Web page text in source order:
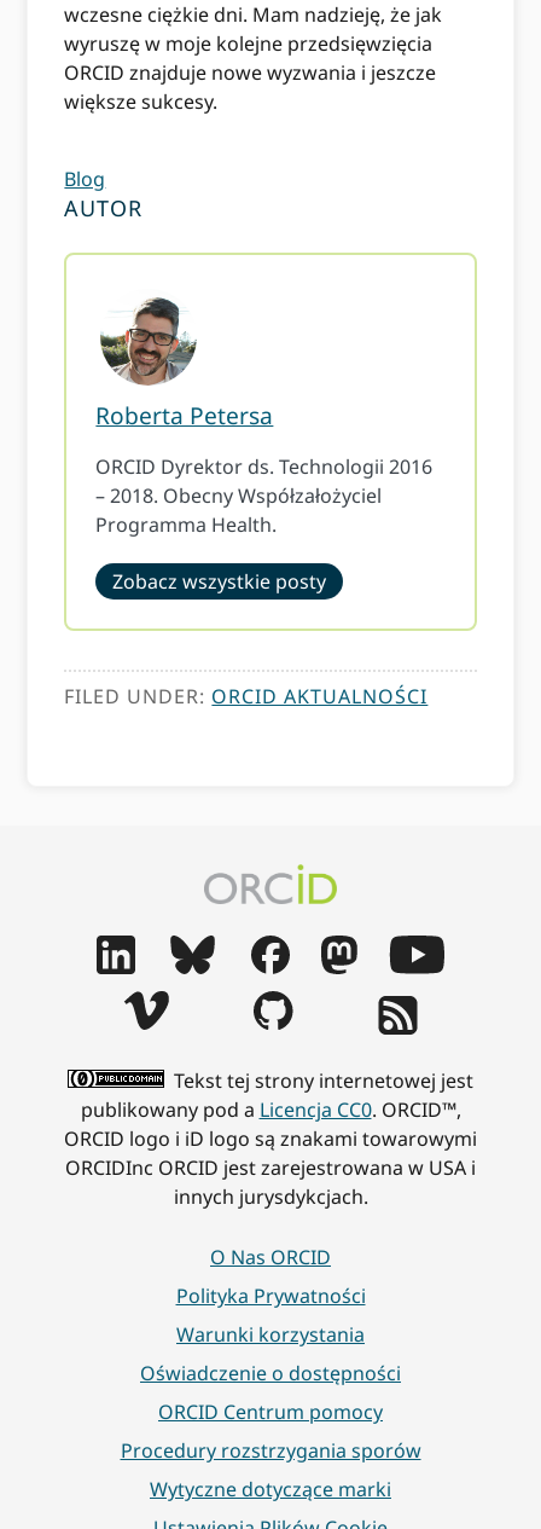
wczesne ciężkie dni. Mam nadzieję, że jak
wyruszę w moje kolejne przedsięwzięcia
ORCID znajduje nowe wyzwania i jeszcze
większe sukcesy.
Blog
AUTOR
Roberta Petersa
ORCID Dyrektor ds. Technologii 2016
– 2018. Obecny Współzałożyciel
Programma Health.
Zobacz wszystkie posty
FILED UNDER: ORCID AKTUALNOŚCI
Tekst tej strony internetowej jest
publikowany pod a Licencja CC0. ORCID™,
ORCID logo i iD logo są znakami towarowymi
ORCIDInc ORCID jest zarejestrowana w USA i
innych jurysdykcjach.
O Nas ORCID
Polityka Prywatności
Warunki korzystania
Oświadczenie o dostępności
ORCID Centrum pomocy
Procedury rozstrzygania sporów
Wytyczne dotyczące marki